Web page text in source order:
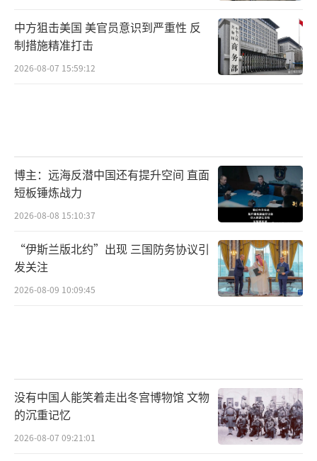
自2020年签订停火协议以来，叙利亚内战
在很大程度上一直处于休眠状态。分析人士担
心，阿勒颇发生的大规模冲突可能打破僵局，
重新点燃内战。根据联合国的数据，在持续十
联合国秘书长古特雷斯2日发表声明，对叙
利亚局势升级感到震惊。古特雷斯呼吁立即停
止敌对行动，提醒各方根据国际法，包括人道
4（2015）号决议立即恢复联合国促进的政治进
程。
中方狙击美国 美官员意识到严重性 反
制措施精准打击
2026-08-07 15:59:12
博主：远海反潜中国还有提升空间 直面
短板锤炼战力
2026-08-08 15:10:37
“伊斯兰版北约”出现 三国防务协议引
发关注
2026-08-09 10:09:45
没有中国人能笑着走出冬宫博物馆 文物
的沉重记忆
2026-08-07 09:21:01